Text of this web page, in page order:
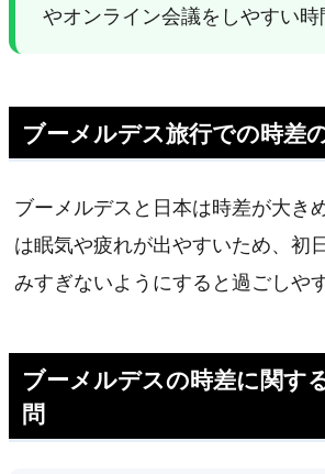
やオンライン会議をしやすい時
ブーメルデス旅行での時差
ブーメルデスと日本は時差が大き
は眠気や疲れが出やすいため、初
みすぎないようにすると過ごしや
ブーメルデスの時差に関す
問